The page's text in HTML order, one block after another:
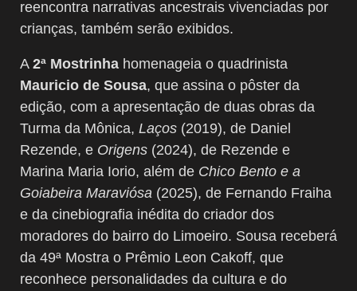
reencontra narrativas ancestrais vivenciadas por
crianças, também serão exibidos.
A 2ª Mostrinha homenageia o quadrinista
Mauricio de Sousa, que assina o pôster da
edição, com a apresentação de duas obras da
Turma da Mônica, Laços (2019), de Daniel
Rezende, e Origens (2024), de Rezende e
Marina Maria Iorio, além de Chico Bento e a
Goiabeira Maraviósa (2025), de Fernando Fraiha
e da cinebiografia inédita do criador dos
moradores do bairro do Limoeiro. Sousa receberá
da 49ª Mostra o Prêmio Leon Cakoff, que
reconhece personalidades da cultura e do